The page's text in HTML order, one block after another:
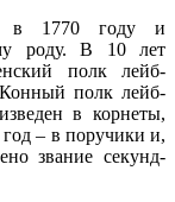
в 1770 году и
роду. В 10 лет
полк лейб-
Конный полк лейб-
в корнеты,
год – в поручики и,
звание секунд-